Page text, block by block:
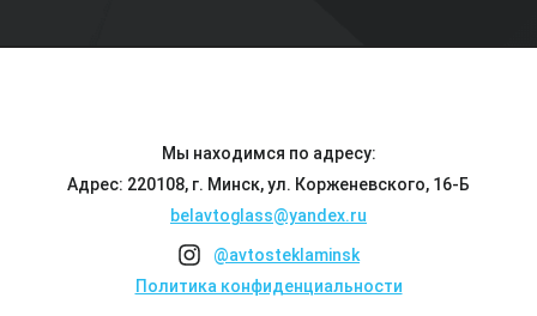
Мы находимся по адресу:
Адрес: 220108, г. Минск, ул. Корженевского, 16-Б
belavtoglass@yandex.ru
@avtosteklaminsk
Политика конфиденциальности